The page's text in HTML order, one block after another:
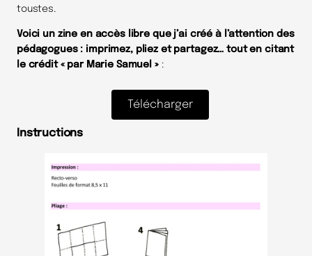
toustes.
Voici un zine en accès libre que j’ai créé à l’attention des
pédagogues : imprimez, pliez et partagez… tout en citant
le crédit « par Marie Samuel »:
Télécharger
Instructions